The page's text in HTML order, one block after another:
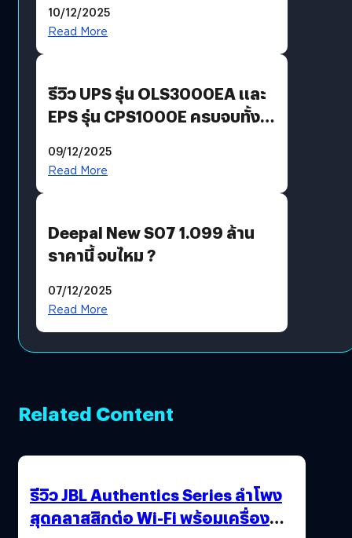
10/12/2025
Read More
รีวิว UPS รุ่น OLS3000EA และ
EPS รุ่น CPS1000E ครบจบทั้ง
09/12/2025
Read More
Deepal New S07 1.099 ล้าน
ราคานี้ จบไหม ?
07/12/2025
Read More
Related Content
รีวิว JBL Authentics Series ลำโพง
สุดคลาสสิกต่อ Wi-Fi พร้อมเครื่อง